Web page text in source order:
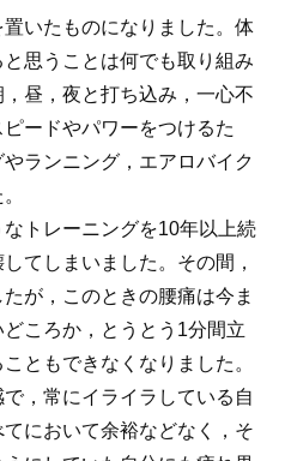
いたものになりました。体
思うことは何でも取り組み
昼，夜と打ち込み，一心不
ードやパワーをつけるた
ランニング，エアロバイク
トレーニングを10年以上続
てしまいました。その間，
が，このときの腰痛は今ま
ころか，とうとう1分間立
ともできなくなりました。
，常にイライラしている自
において余裕などなく，そ